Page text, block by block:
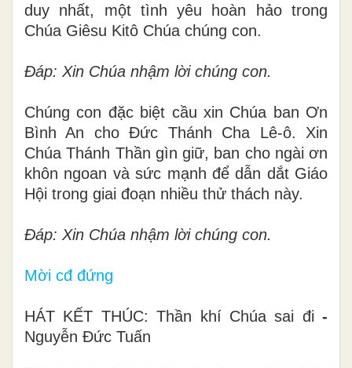
duy nhất, một tình yêu hoàn hảo trong
Chúa Giêsu Kitô Chúa chúng con.
Đáp: Xin Chúa nhậm lời chúng con.
Chúng con đặc biệt cầu xin Chúa ban Ơn
Bình An cho Đức Thánh Cha Lê-ô. Xin
Chúa Thánh Thần gìn giữ, ban cho ngài ơn
khôn ngoan và sức mạnh để dẫn dắt Giáo
Hội trong giai đoạn nhiều thử thách này.
Đáp: Xin Chúa nhậm lời chúng con.
Mời cđ đứng
HÁT KẾT THÚC: Thần khí Chúa sai đi -
Nguyễn Đức Tuấn